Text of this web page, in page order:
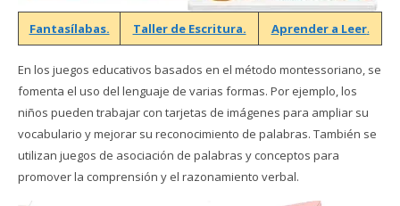
Fantasílabas. Taller de Escritura. Aprender a Leer.
En los juegos educativos basados en el método montessoriano, se
fomenta el uso del lenguaje de varias formas. Por ejemplo, los
niños pueden trabajar con tarjetas de imágenes para ampliar su
vocabulario y mejorar su reconocimiento de palabras. También se
utilizan juegos de asociación de palabras y conceptos para
promover la comprensión y el razonamiento verbal.